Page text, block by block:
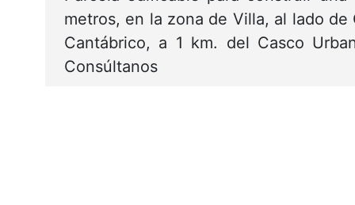
metros, en la zona de Villa, al lado
Cantábrico, a 1 km. del Casco
Consúltanos